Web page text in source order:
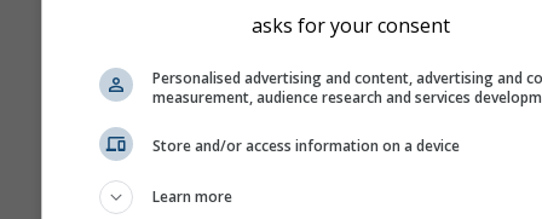
Помоћ
asks for your consent
Personalised advertising and content, advertising and
measurement, audience research and services
Store and/or access information on a device
Learn more